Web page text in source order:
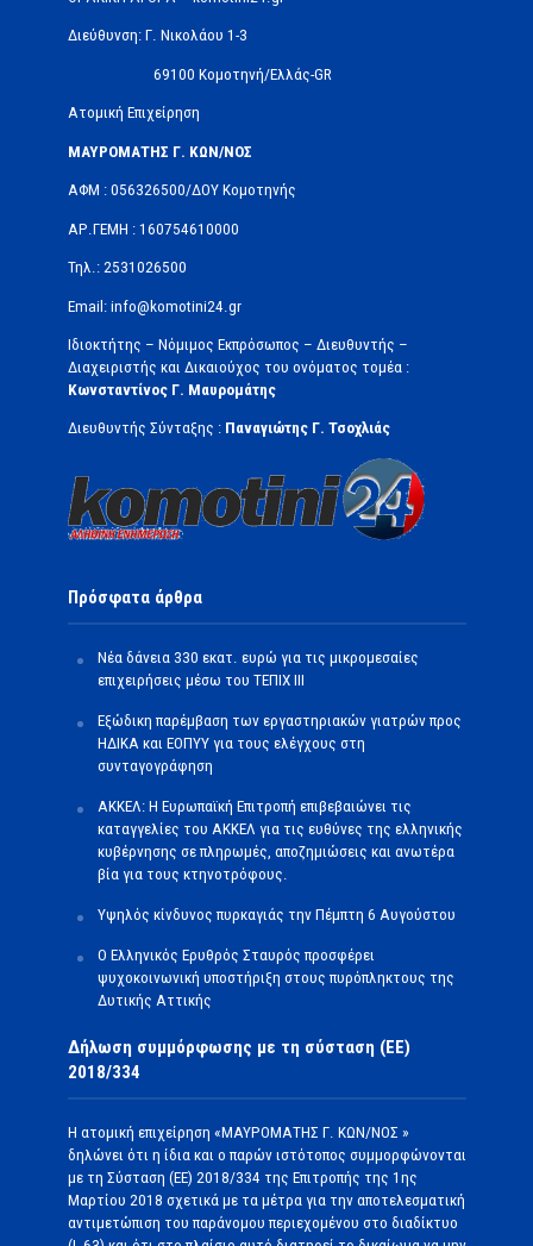
Διεύθυνση: Γ. Νικολάου 1-3
69100 Κομοτηνή/Ελλάς-GR
Ατομική Επιχείρηση
ΜΑΥΡΟΜΑΤΗΣ Γ. ΚΩΝ/ΝΟΣ
ΑΦΜ : 056326500/ΔOΥ Κομοτηνής
ΑΡ.ΓΕΜΗ : 160754610000
Τηλ.: 2531026500
Email: info@komotini24.gr
Ιδιοκτήτης – Νόμιμος Εκπρόσωπος – Διευθυντής –
Διαχειριστής και Δικαιούχος του ονόματος τομέα :
Κωνσταντίνος Γ. Μαυρομάτης
Διευθυντής Σύνταξης : Παναγιώτης Γ. Τσοχλιάς
Πρόσφατα άρθρα
Νέα δάνεια 330 εκατ. ευρώ για τις μικρομεσαίες
επιχειρήσεις μέσω του ΤΕΠΙΧ ΙΙΙ
Εξώδικη παρέμβαση των εργαστηριακών γιατρών προς
ΗΔΙΚΑ και ΕΟΠΥΥ για τους ελέγχους στη
συνταγογράφηση
ΑΚΚΕΛ: Η Ευρωπαϊκή Επιτροπή επιβεβαιώνει τις
καταγγελίες του ΑΚΚΕΛ για τις ευθύνες της ελληνικής
κυβέρνησης σε πληρωμές, αποζημιώσεις και ανωτέρα
βία για τους κτηνοτρόφους.
Υψηλός κίνδυνος πυρκαγιάς την Πέμπτη 6 Αυγούστου
Ο Ελληνικός Ερυθρός Σταυρός προσφέρει
ψυχοκοινωνική υποστήριξη στους πυρόπληκτους της
Δυτικής Αττικής
Δήλωση συμμόρφωσης με τη σύσταση (ΕΕ)
2018/334
Η ατομική επιχείρηση «ΜΑΥΡΟΜΑΤΗΣ Γ. ΚΩΝ/ΝΟΣ »
δηλώνει ότι η ίδια και ο παρών ιστότοπος συμμορφώνονται
με τη Σύσταση (ΕΕ) 2018/334 της Επιτροπής της 1ης
Μαρτίου 2018 σχετικά με τα μέτρα για την αποτελεσματική
αντιμετώπιση του παράνομου περιεχομένου στο διαδίκτυο